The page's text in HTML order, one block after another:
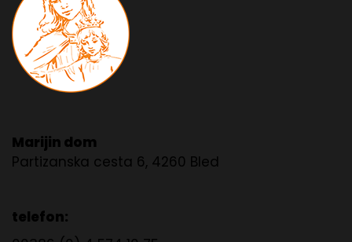
Marijin dom
Partizanska cesta 6, 4260 Bled
telefon: